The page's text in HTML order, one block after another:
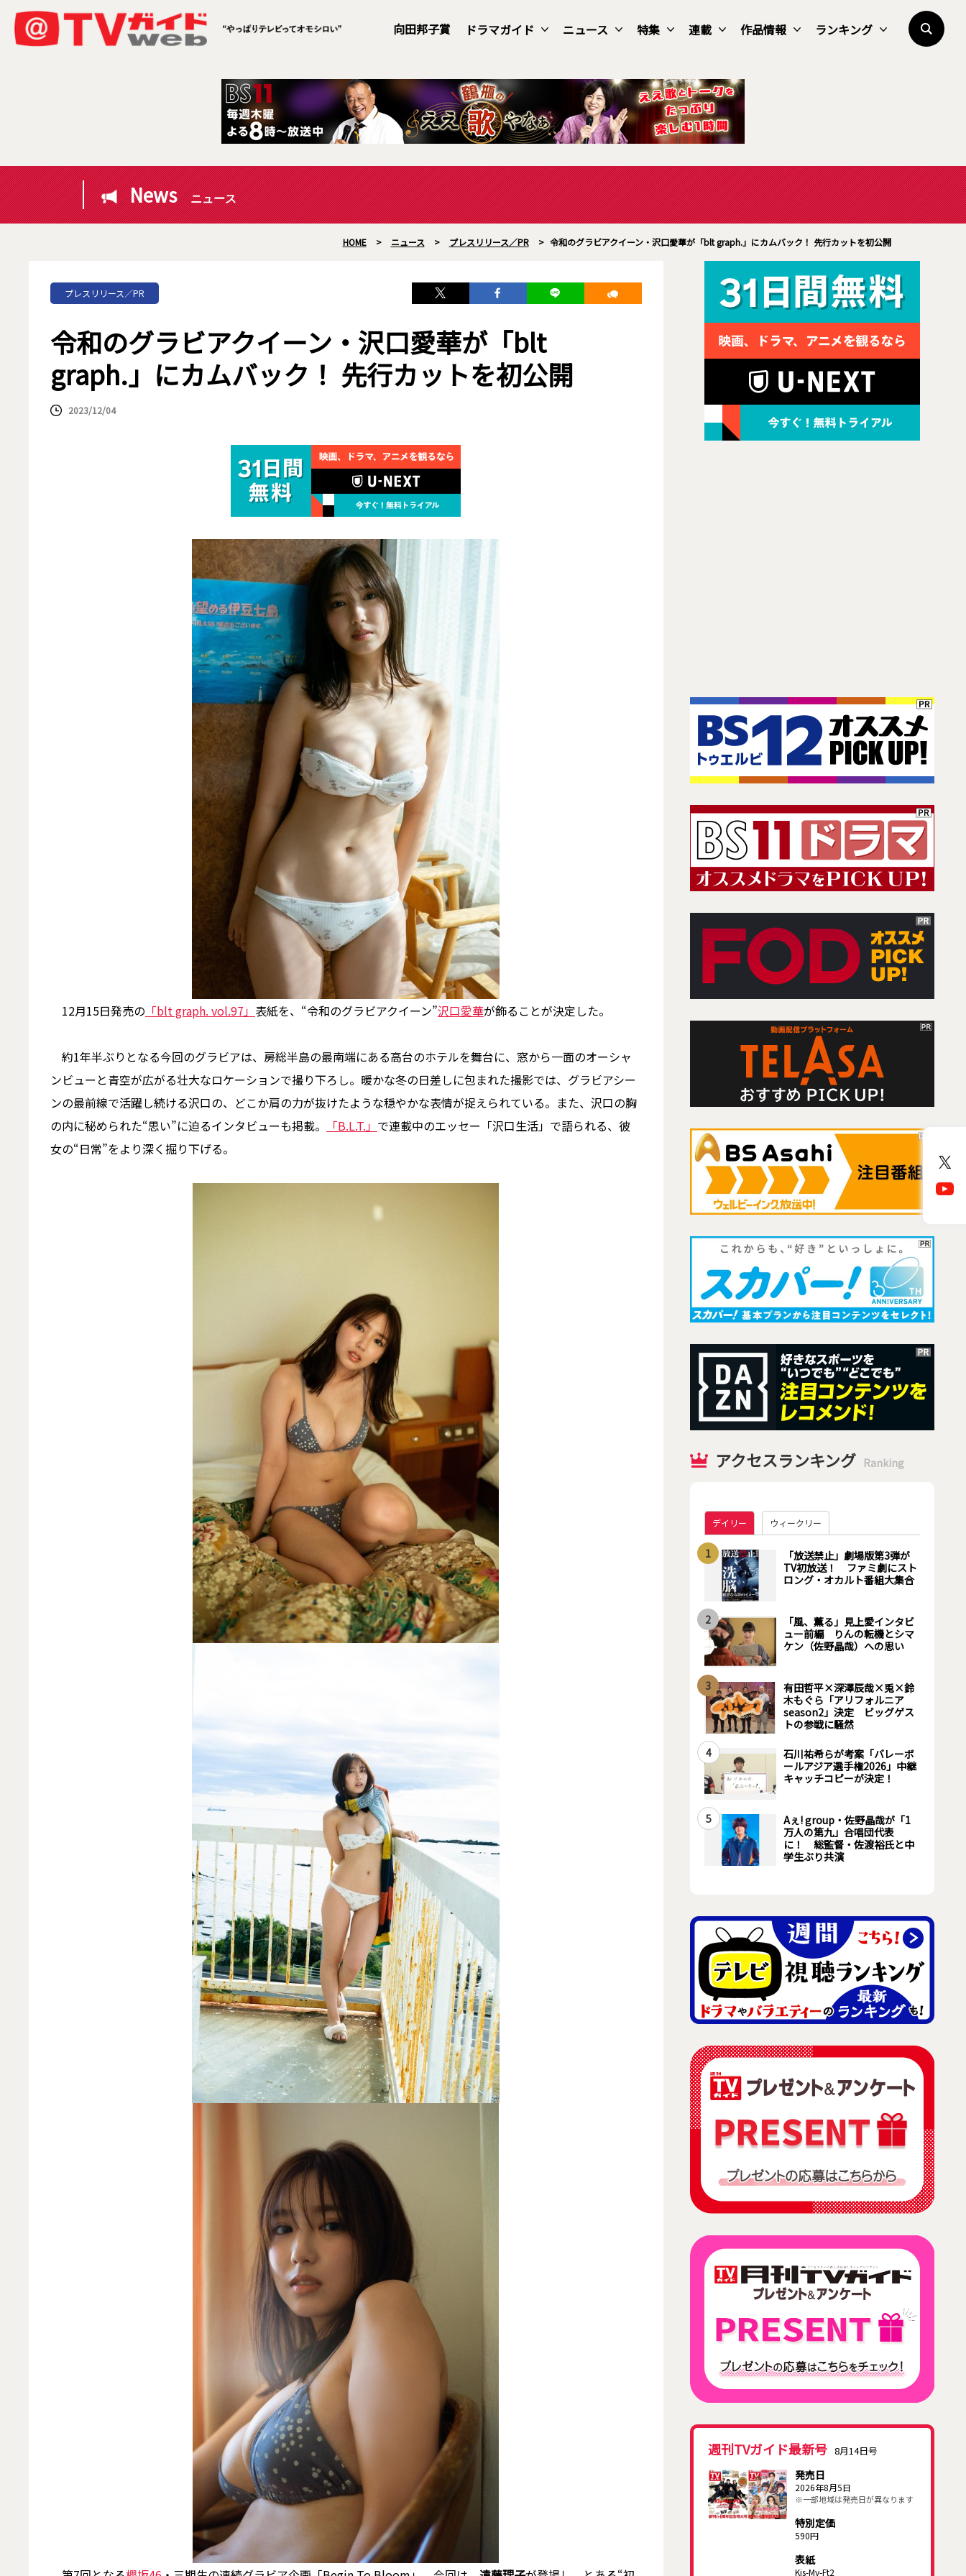
向田邦子賞 ドラマガイド ニュース 特集 連載 作品情報 ランキング
News ニュース
HOME > ニュース > プレスリリース／PR > 令和のグラビアクイーン・沢口愛華が「blt graph.」にカムバック！ 先行カットを初公開
プレスリリース／PR
令和のグラビアクイーン・沢口愛華が「blt
graph.」にカムバック！ 先行カットを初公開
2023/12/04
12月15日発売の 「blt graph. vol.97」 表紙を、“令和のグラビアクイーン”沢口愛華が飾ることが決定した。
約1年半ぶりとなる今回のグラビアは、房総半島の最南端にある高台のホテルを舞台に、窓から一面のオーシャ
ンビューと青空が広がる壮大なロケーションで撮り下ろし。暖かな冬の日差しに包まれた撮影では、グラビアシー
ンの最前線で活躍し続ける沢口の、どこか肩の力が抜けたような穏やかな表情が捉えられている。また、沢口の胸
の内に秘められた“思い”に迫るインタビューも掲載。
「B.L.T.」 で連載中のエッセー「沢口生活」で語られる、彼
女の“日常”をより深く掘り下げる。
アクセスランキング Ranking
デイリー ウィークリー
1
「放送禁止」劇場版第3弾が
TV初放送！ ファミ劇にスト
ロング・オカルト番組大集合
2
「風、薫る」見上愛インタビ
ュー前編 りんの転機とシマ
ケン（佐野晶哉）への思い
3
有田哲平×深澤辰哉×兎×鈴
木もぐら「アリフォルニア
season2」決定 ビッグゲス
トの参戦に騒然
4
石川祐希らが考案「バレーボ
ールアジア選手権2026」中継
キャッチコピーが決定！
5
Aぇ! group・佐野晶哉が「1
万人の第九」合唱団代表
に！ 総監督・佐渡裕氏と中
学生ぶり共演
週刊TVガイド最新号 8月14日号
発売日
2026年8月5日
※一部地域は発売日が異なります
特別定価
590円
表紙
Kis-My-Ft2